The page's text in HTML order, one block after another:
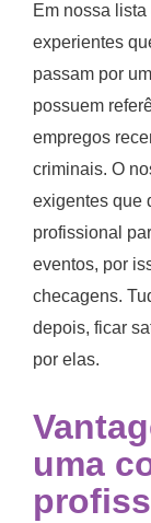
Em nossa
experientes
passam por
possuem
empregos
criminais. O
exigentes que
profissional
eventos, por
checagens.
depois, ficar
por elas.
uma